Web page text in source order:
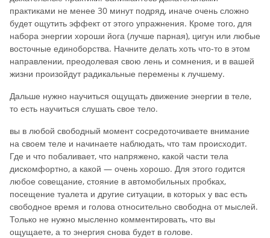
практиками не менее 30 минут подряд, иначе очень сложно
будет ощутить эффект от этого упражнения. Кроме того, для
набора энергии хороши йога (лучше парная), цигун или любые
восточные единоборства. Начните делать хоть что-то в этом
направлении, преодолевая свою лень и сомнения, и в вашей
жизни произойдут радикальные перемены к лучшему.
Дальше нужно научиться ощущать движение энергии в теле,
то есть научиться слушать свое тело.
вы в любой свободный момент сосредоточиваете внимание
на своем теле и начинаете наблюдать, что там происходит.
Где и что побаливает, что напряжено, какой части тела
дискомфортно, а какой — очень хорошо. Для этого годится
любое сове­щание, стояние в автомобильных пробках,
посещение туалета и другие ситуации, в которых у вас есть
свободное время и голова относительно свободна от мыслей.
Только не нужно мысленно комментировать, что вы
ощущаете, а то энергия снова будет в голове.